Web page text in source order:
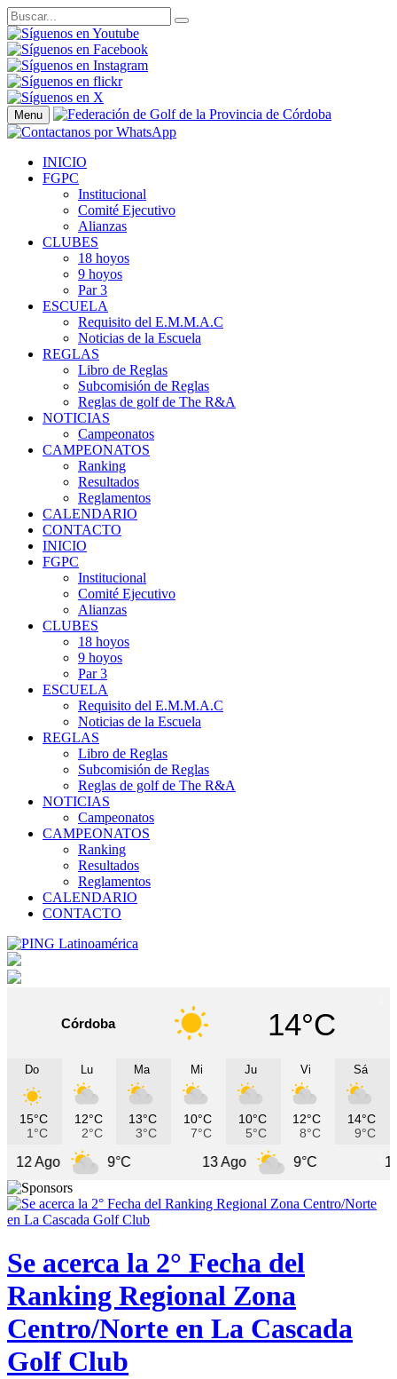
Menu
INICIO
FGPC
Institucional
Comité Ejecutivo
Alianzas
CLUBES
18 hoyos
9 hoyos
Par 3
ESCUELA
Requisito del E.M.M.A.C
Noticias de la Escuela
REGLAS
Libro de Reglas
Subcomisión de Reglas
Reglas de golf de The R&A
NOTICIAS
Campeonatos
CAMPEONATOS
Ranking
Resultados
Reglamentos
CALENDARIO
CONTACTO
INICIO
FGPC
Institucional
Comité Ejecutivo
Alianzas
CLUBES
18 hoyos
9 hoyos
Par 3
ESCUELA
Requisito del E.M.M.A.C
Noticias de la Escuela
REGLAS
Libro de Reglas
Subcomisión de Reglas
Reglas de golf de The R&A
NOTICIAS
Campeonatos
CAMPEONATOS
Ranking
Resultados
Reglamentos
CALENDARIO
CONTACTO
Córdoba 14°C
Do
15°C
1°C
Lu
12°C
2°C
Ma
13°C
3°C
Mi
10°C
7°C
Ju
10°C
5°C
Vi
12°C
8°C
Sá
14°C
9°C
9°C 9°C
Se acerca la 2° Fecha del
Ranking Regional Zona
Centro/Norte en La Cascada
Golf Club